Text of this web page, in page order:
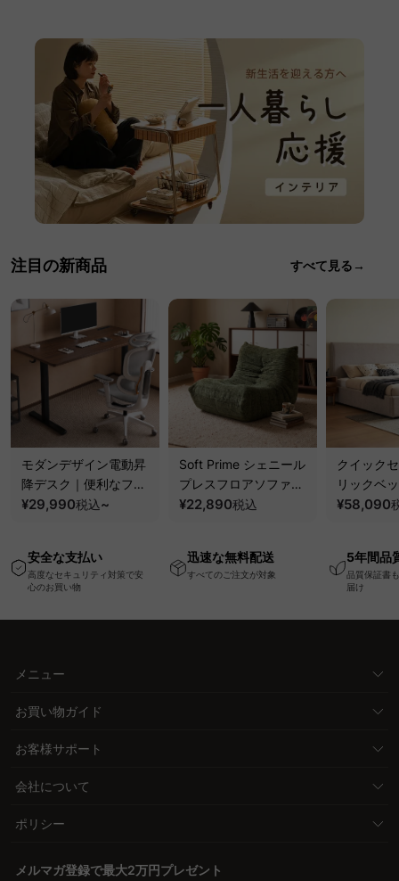
注目の新商品 すべて見る→
モダンデザイン電動昇
降デスク｜便利なフッ
ク・コンセント・
ー機能搭載ワークデス
ク
¥29,990税込~
Soft Prime シェニール
プレスフロアソファ｜
圧縮梱包で搬入しやす
ァ
¥22,890税込
クイック
リックベ
要で組み
¥58,090
安全な支払い
高度なセキュリティ対策で安
心のお買い物
迅速な無料配送
すべてのご注文が対象
5年間品
品質保証書
届け
メニュー
お買い物ガイド
お客様サポート
会社について
ポリシー
メルマガ登録で最大2万円プレゼント